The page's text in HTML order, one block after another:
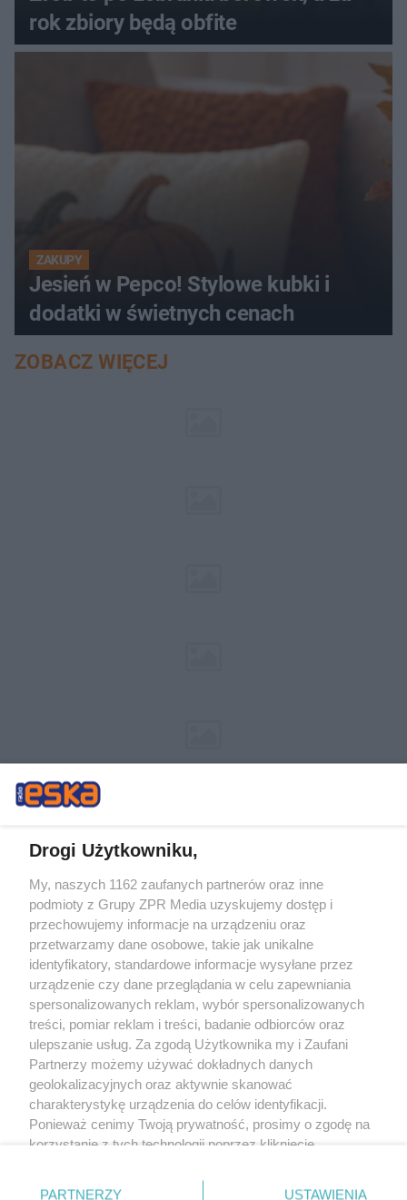
rok zbiory będą obfite
ZAKUPY
Jesień w Pepco! Stylowe kubki i
dodatki w świetnych cenach
ZOBACZ WIĘCEJ
Żaden utwór zamieszczony w serwisie nie może być powielany i
rozpowszechniany lub dalej rozpowszechniany w jakikolwiek sposób (w
tym także elektroniczny lub mechaniczny) na jakimkolwiek polu
eksploatacji w jakiejkolwiek formie, włącznie z umieszczaniem w Internecie
bez pisemnej zgody właściciela praw. Jakiekolwiek użycie lub
wykorzystanie utworów w całości lub w części z naruszeniem prawa, tzn.
bez właściwej zgody, jest zabronione pod groźbą kary i może być ścigane
prawnie.
O nas
Drogi Użytkowniku,
My, naszych 1162 zaufanych partnerów oraz inne
podmioty z Grupy ZPR Media uzyskujemy dostęp i
przechowujemy informacje na urządzeniu oraz
przetwarzamy dane osobowe, takie jak unikalne
identyfikatory, standardowe informacje wysyłane przez
urządzenie czy dane przeglądania w celu zapewniania
spersonalizowanych reklam, wybór spersonalizowanych
treści, pomiar reklam i treści, badanie odbiorców oraz
ulepszanie usług. Za zgodą Użytkownika my i Zaufani
Partnerzy możemy używać dokładnych danych
geolokalizacyjnych oraz aktywnie skanować
charakterystykę urządzenia do celów identyfikacji.
Ponieważ cenimy Twoją prywatność, prosimy o zgodę na
korzystanie z tych technologii poprzez kliknięcie
zmienić/wycofać klikając przycisk ustawień prywatności
PARTNERZY USTAWIENIA